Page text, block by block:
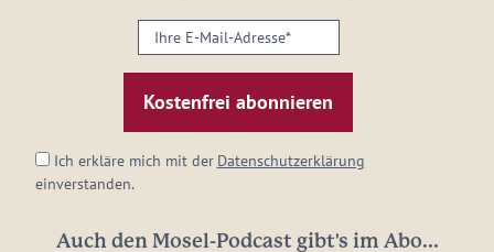
Ihre
E-
Mail-
Adresse:
Ich erkläre mich mit der Datenschutzerklärung
einverstanden.
Auch den Mosel-Podcast gibt's im Abo...